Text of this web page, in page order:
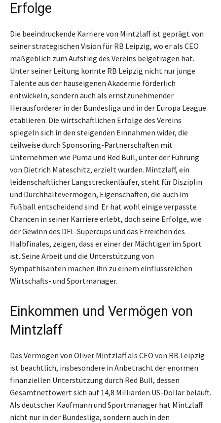
Erfolge
Die beeindruckende Karriere von Mintzlaff ist geprägt von
seiner strategischen Vision für RB Leipzig, wo er als CEO
maßgeblich zum Aufstieg des Vereins beigetragen hat.
Unter seiner Leitung konnte RB Leipzig nicht nur junge
Talente aus der hauseigenen Akademie förderlich
entwickeln, sondern auch als ernstzunehmender
Herausforderer in der Bundesliga und in der Europa League
etablieren. Die wirtschaftlichen Erfolge des Vereins
spiegeln sich in den steigenden Einnahmen wider, die
teilweise durch Sponsoring-Partnerschaften mit
Unternehmen wie Puma und Red Bull, unter der Führung
von Dietrich Mateschitz, erzielt wurden. Mintzlaff, ein
leidenschaftlicher Langstreckenläufer, steht für Disziplin
und Durchhaltevermögen, Eigenschaften, die auch im
Fußball entscheidend sind. Er hat wohl einige verpasste
Chancen in seiner Karriere erlebt, doch seine Erfolge, wie
der Gewinn des DFL-Supercups und das Erreichen des
Halbfinales, zeigen, dass er einer der Mächtigen im Sport
ist. Seine Arbeit und die Unterstützung von
Sympathisanten machen ihn zu einem einflussreichen
Wirtschafts- und Sportmanager.
Einkommen und Vermögen von
Mintzlaff
Das Vermögen von Oliver Mintzlaff als CEO von RB Leipzig
ist beachtlich, insbesondere in Anbetracht der enormen
finanziellen Unterstützung durch Red Bull, dessen
Gesamtnettowert sich auf 14,8 Milliarden US-Dollar beläuft.
Als deutscher Kaufmann und Sportmanager hat Mintzlaff
nicht nur in der Bundesliga, sondern auch in den